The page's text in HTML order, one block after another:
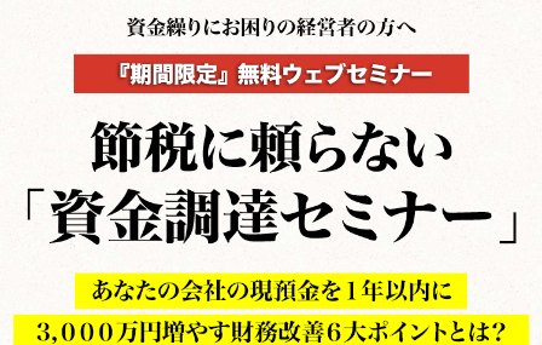
節税に頼らない「資金調達セミナー」
節税に頼らない「資金調達セミナー」
HOME
ゼロセンについて